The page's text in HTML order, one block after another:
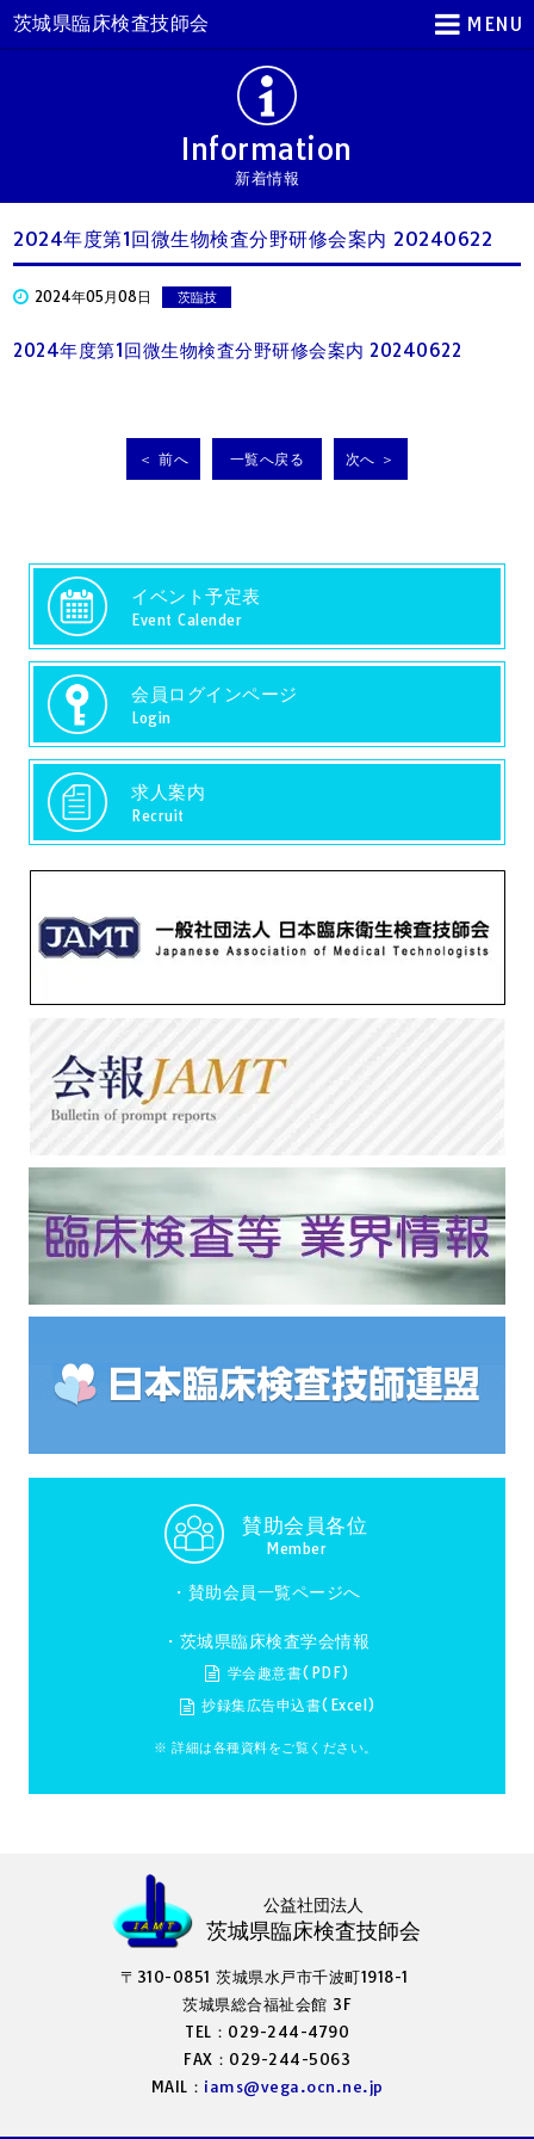
MENU
茨城県臨床検査技師会
Information
新着情報
2024年度第1回微生物検査分野研修会案内 20240622
2024年05月08日 茨臨技
2024年度第1回微生物検査分野研修会案内 20240622
＜ 前へ 一覧へ戻る 次へ ＞
イベント予定表
Event Calender
会員ログインページ
Login
求人案内
Recruit
賛助会員各位
Member
・ 賛助会員一覧ページへ
・茨城県臨床検査学会情報
学会趣意書(PDF)
抄録集広告申込書(Excel)
※ 詳細は各種資料をご覧ください。
公益社団法人
茨城県臨床検査技師会
〒310-0851 茨城県水戸市千波町1918-1
茨城県総合福祉会館 3F
TEL：029-244-4790
FAX：029-244-5063
MAIL： iams@vega.ocn.ne.jp